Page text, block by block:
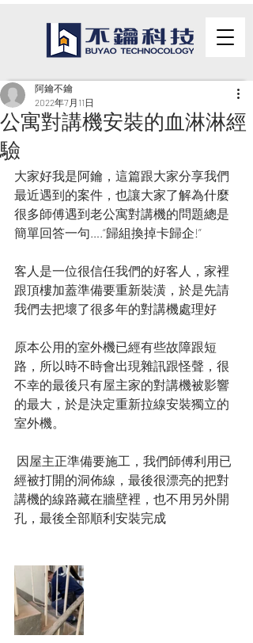
公寓對講機安裝的血淋淋經
驗
阿鑰不鑰
2022年7月11日
大家好我是阿鑰，這篇跟大家分享我們
最近遇到的案件，也讓大家了解為什麼
很多師傅遇到老公寓對講機的問題總是
簡單回答一句….“歸組換掉卡歸企!”
客人是一位很信任我們的好客人，家裡
跟頂樓加蓋準備要重新裝潢，於是先請
我們去把壞了很多年的對講機處理好
原本公用的室外機已經有些故障跟短
路，所以時不時會出現雜訊跟怪聲，很
不幸的最後只有屋主家的對講機被影響
的最大，於是決定重新拉線安裝獨立的
室外機。
經被打開的洞佈線，最後很漂亮的把對
講機的線路藏在牆壁裡，也不用另外開
孔，最後全部順利安裝完成